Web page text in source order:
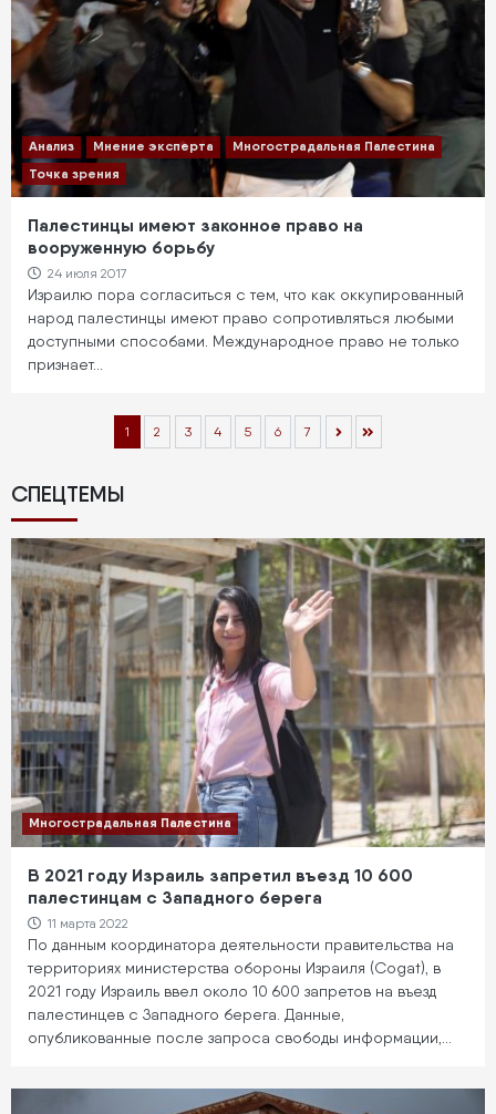
Анализ Мнение эксперта
Многострадальная Палестина
Точка зрения
Палестинцы имеют законное право на
вооруженную борьбу
24 июля 2017
Израилю пора согласиться с тем, что как оккупированный
народ палестинцы имеют право сопротивляться любыми
доступными способами. Международное право не только
признает…
Текущая
1 Page
2 Page
3 Page
4 Page
5 Page
6 Page
7
СПЕЦТЕМЫ
Многострадальная Палестина
В 2021 году Израиль запретил въезд 10 600
палестинцам с Западного берега
11 марта 2022
По данным координатора деятельности правительства на
территориях министерства обороны Израиля (Cogat), в
2021 году Израиль ввел около 10 600 запретов на въезд
палестинцев с Западного берега. Данные,
опубликованные после запроса свободы информации,…